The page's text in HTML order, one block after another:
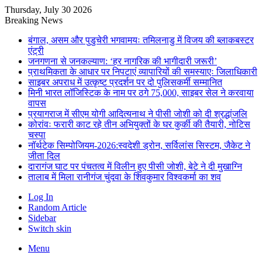
Thursday, July 30 2026
Breaking News
बंगाल, असम और पुडुचेरी भगवामयः तमिलनाडु में विजय की ब्लाकबस्टर
एंट्री
जनगणना से जनकल्याण: ‘हर नागरिक की भागीदारी जरूरी’
प्राथमिकता के आधार पर निपटाएं व्यापारियों की समस्याएः जिलाधिकारी
साइबर अपराध में उत्कृष्ट प्रदर्शन पर दो पुलिसकर्मी सम्मानित
मिनी भारत लॉजिस्टिक के नाम पर ठगे 75,000, साइबर सेल ने करवाया
वापस
प्रयागराज में सीएम योगी आदित्यनाथ ने पीसी जोशी को दी श्रद्धांजलि
कोरांवः फरारी काट रहे तीन अभियुक्तों के घर कुर्की की तैयारी, नोटिस
चस्पा
नॉर्थटेक सिम्पोजियम-2026:स्वदेशी ड्रोन, सर्विलांस सिस्टम, जैकेट ने
जीता दिल
दारागंज घाट पर पंचतत्व में विलीन हुए पीसी जोशी, बेटे ने दी मुखाग्नि
तालाब में मिला रानीगंज चुंदवा के शिवकुमार विश्वकर्मा का शव
Log In
Random Article
Sidebar
Switch skin
Menu